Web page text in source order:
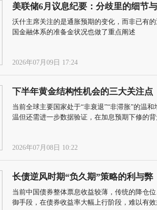
美联储6月议息纪要：分歧里的细节
沃什主席关注的是通胀预期的变化，而非已有
国金融体系的准备金状况也做了重点阐述
2026年07月09日 17:24
下半年黄金结构性机会的三大关注点
当前全球主要国家处于“非衰退”“非滞胀”的温
温但还需进一步数据验证，在加息预期下修的
2026年07月08日 10:22
长债逆风时期“负久期”策略的利与弊
当前中国债券整体票息收益较薄，传统的降仓
御手段，在债券收益率大幅上行阶段，难以有